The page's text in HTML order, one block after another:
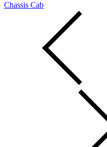
Chassis Cab